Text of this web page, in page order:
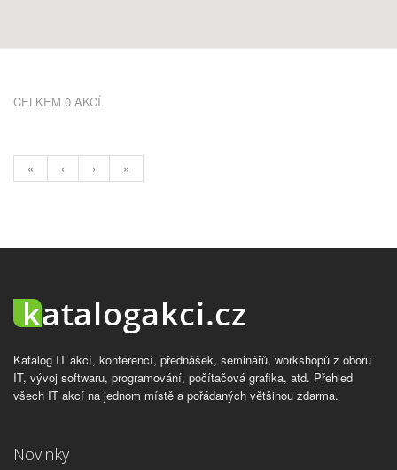
CELKEM 0 AKCÍ.
« ‹ › »
Katalog IT akcí, konferencí, přednášek, seminářů, workshopů z oboru
IT, vývoj softwaru, programování, počítačová grafika, atd. Přehled
všech IT akcí na jednom místě a pořádaných většinou zdarma.
Novinky